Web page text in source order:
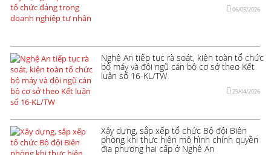
06/05/2026
Nghệ An tiếp tục rà soát, kiện toàn tổ chức
bộ máy và đội ngũ cán bộ cơ sở theo Kết
luận số 16-KL/TW
29/04/2026
Xây dựng, sắp xếp tổ chức Bộ đội Biên
phòng khi thực hiện mô hình chính quyền
địa phương hai cấp ở Nghệ An